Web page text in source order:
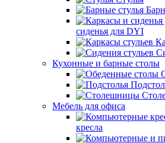
сиденья для DYI
Кухонные и барные столы
Мебель для офиса
кресла